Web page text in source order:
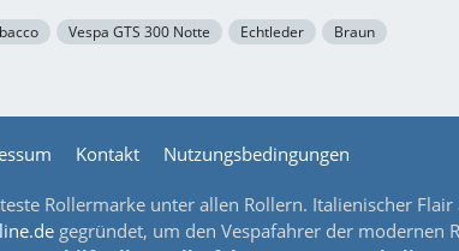
Vespa GTS 300 Notte Echtleder Braun
Kontakt Nutzungsbedingungen
Rollermarke unter allen Rollern. Italienischer
gegründet, um den Vespafahrer der modernen